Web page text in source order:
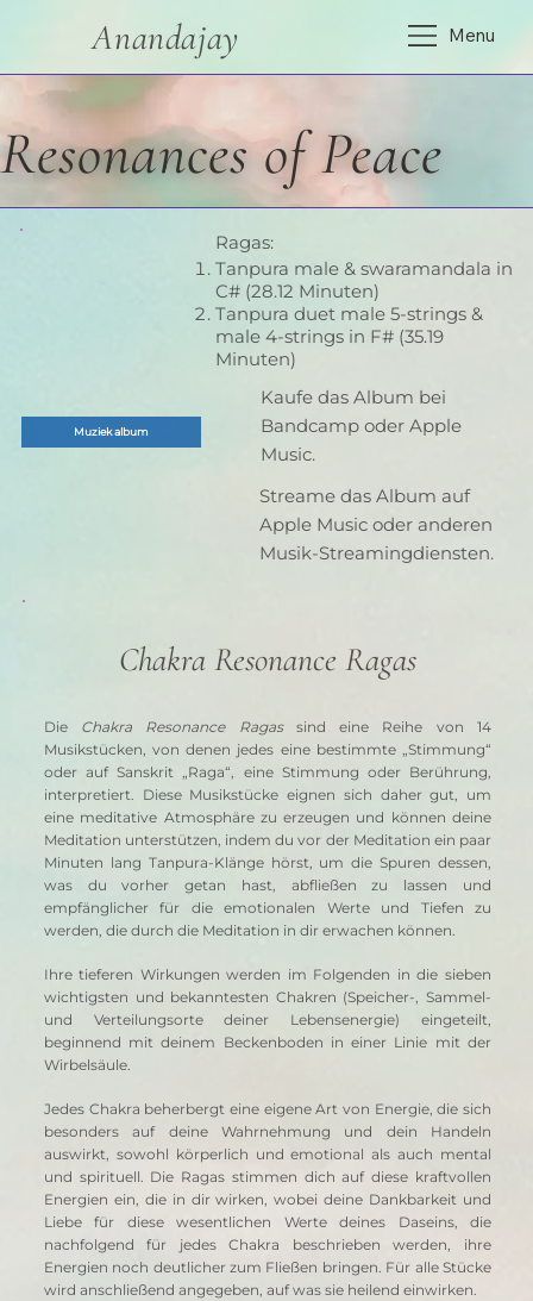
Anandajay Menu
Resonances of Peace
Ragas:
Tanpura male & swaramandala in
C# (28.12 Minuten)
Tanpura duet male 5-strings &
male 4-strings in F# (35.19
Minuten)
Kaufe das Album bei
Bandcamp oder Apple
Music.
Streame das Album auf
Apple Music oder anderen
Musik-Streamingdiensten.
Muziek album
Chakra Resonance Ragas
Die Chakra Resonance Ragas sind eine Reihe von 14
Musikstücken, von denen jedes eine bestimmte „Stimmung“
oder auf Sanskrit „Raga“, eine Stimmung oder Berührung,
interpretiert. Diese Musikstücke eignen sich daher gut, um
eine meditative Atmosphäre zu erzeugen und können deine
Meditation unterstützen, indem du vor der Meditation ein paar
Minuten lang Tanpura-Klänge hörst, um die Spuren dessen,
was du vorher getan hast, abfließen zu lassen und
empfänglicher für die emotionalen Werte und Tiefen zu
werden, die durch die Meditation in dir erwachen können.
Ihre tieferen Wirkungen werden im Folgenden in die sieben
wichtigsten und bekanntesten Chakren (Speicher-, Sammel-
und Verteilungsorte deiner Lebensenergie) eingeteilt,
beginnend mit deinem Beckenboden in einer Linie mit der
Wirbelsäule.
Jedes Chakra beherbergt eine eigene Art von Energie, die sich
besonders auf deine Wahrnehmung und dein Handeln
auswirkt, sowohl körperlich und emotional als auch mental
und spirituell. Die Ragas stimmen dich auf diese kraftvollen
Energien ein, die in dir wirken, wobei deine Dankbarkeit und
Liebe für diese wesentlichen Werte deines Daseins, die
nachfolgend für jedes Chakra beschrieben werden, ihre
Energien noch deutlicher zum Fließen bringen. Für alle Stücke
wird anschließend angegeben, auf was sie heilend einwirken.